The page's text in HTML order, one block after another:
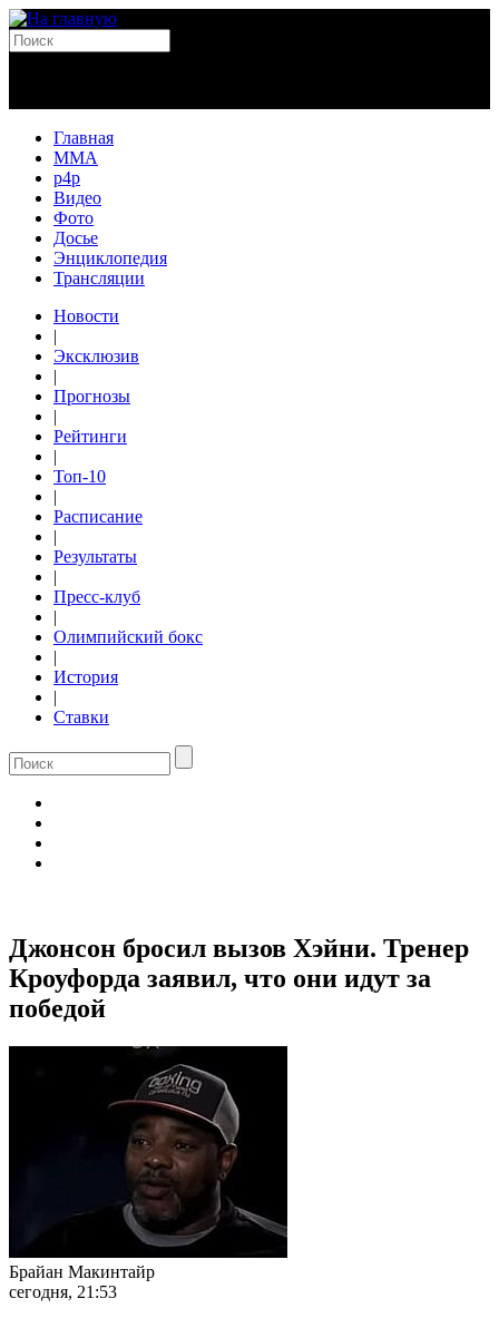
Главная
MMA
p4p
Видео
Фото
Досье
Энциклопедия
Трансляции
Новости
|
Эксклюзив
|
Прогнозы
|
Рейтинги
|
Топ-10
|
Расписание
|
Результаты
|
Пресс-клуб
|
Олимпийский бокс
|
История
|
Ставки
Джонсон бросил вызов Хэйни. Тренер
Кроуфорда заявил, что они идут за
победой
Брайан Макинтайр
сегодня, 21:53